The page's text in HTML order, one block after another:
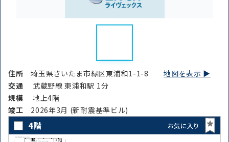
住所埼玉県さいたま市緑区東浦和1-1-8地図を表示 ▶︎
交通
武蔵野線 東浦和駅 1分
規模
地上4階
竣⼯ 2026年3月 (新耐震基準ビル)
4階 お気に入り